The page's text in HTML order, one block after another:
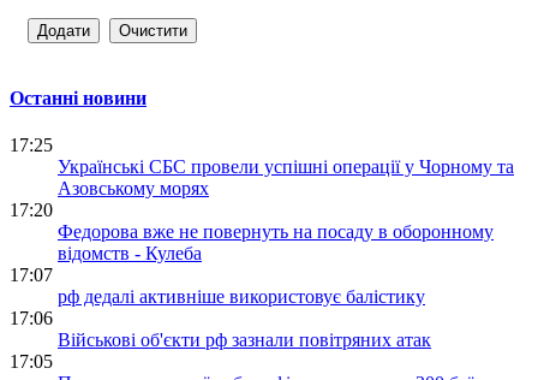
Останні новини
17:25
Українські СБС провели успішні операції у Чорному та
Азовському морях
17:20
Федорова вже не повернуть на посаду в оборонному
відомств - Кулеба
17:07
рф дедалі активніше використовує балістику
17:06
Військові об'єкти рф зазнали повітряних атак
17:05